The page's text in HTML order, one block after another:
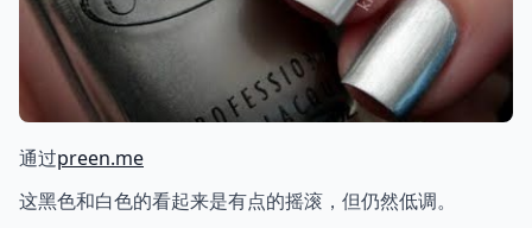
通过preen.me
这黑色和白色的看起来是有点的摇滚，但仍然低调。